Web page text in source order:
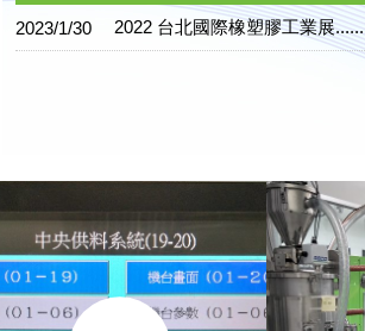
2023/1/30 2022 台北國際橡塑膠工業展......